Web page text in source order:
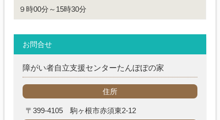
９時00分～15時30分
お問合せ
障がい者自立支援センターたんぽぽの家
住所
〒399-4105 駒ヶ根市赤須東2-12